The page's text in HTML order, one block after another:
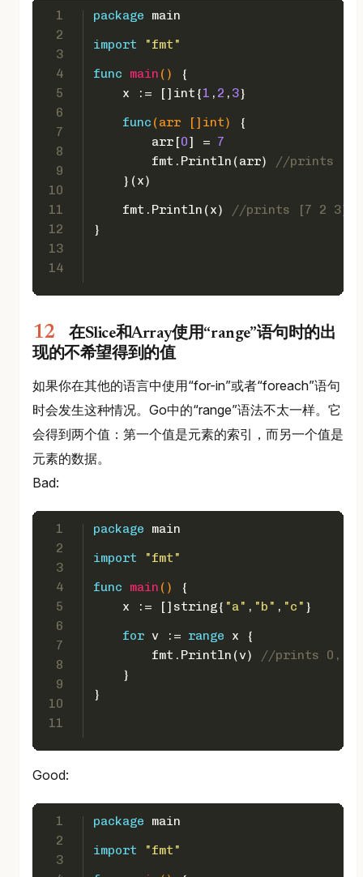
1
2
3
4
5
6
7
8
9
10
11
12
13
14
package main
import
"fmt"
func
main ()
{
    x := []
int {1 , 2 , 3}
func (arr [] int)
{
        arr[
0] = 7
        fmt.Println(arr)
//prints [7
    }(x)
    fmt.Println(x)
//prints [7 2 3]
}
在Slice和Array使用“range”语句时的出
现的不希望得到的值
如果你在其他的语言中使用“for-in”或者“foreach”语句
时会发生这种情况。Go中的“range”语法不太一样。它
会得到两个值：第一个值是元素的索引，而另一个值是
元素的数据。
Bad:
1
2
3
4
5
6
7
8
9
10
11
package main
import
"fmt"
func
main ()
{
    x := []
string{ "a" , "b" , "c" }
for v := range x {
        fmt.Println(v)
//prints 0,
    }
}
Good:
1
2
3
package main
import
"fmt"